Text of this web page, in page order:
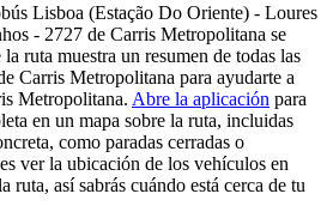
Lisboa (Estação Do Oriente) - Loures
- 2727 de Carris Metropolitana se
ruta muestra un resumen de todas las
Carris Metropolitana para ayudarte a
Metropolitana. Abre la aplicación para
en un mapa sobre la ruta, incluidas
como paradas cerradas o
ver la ubicación de los vehículos en
ruta, así sabrás cuándo está cerca de tu